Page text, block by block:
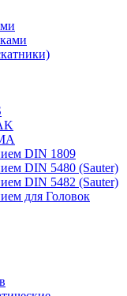
DIN 1809
DIN 5480 (Sauter)
DIN 5482 (Sauter)
для Головок